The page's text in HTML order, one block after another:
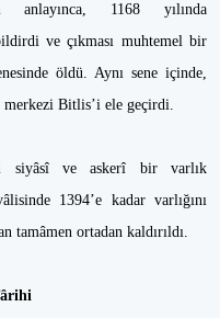
anlayınca, 1168 yılında
ve çıkması muhtemel bir
öldü. Aynı sene içinde,
Bitlis’i ele geçirdi.
siyâsî ve askerî bir varlık
1394’e kadar varlığını
tamâmen ortadan kaldırıldı.